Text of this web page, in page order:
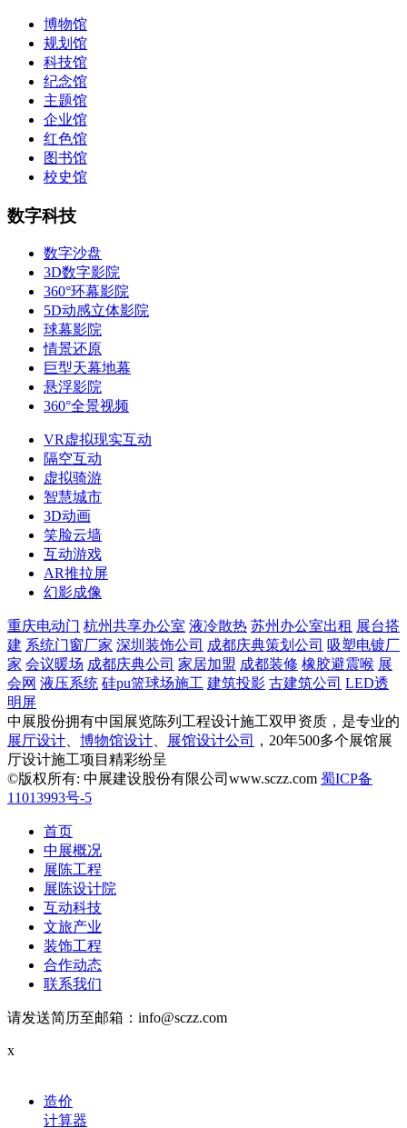
博物馆
规划馆
科技馆
纪念馆
主题馆
企业馆
红色馆
图书馆
校史馆
数字科技
数字沙盘
3D数字影院
360°环幕影院
5D动感立体影院
球幕影院
情景还原
巨型天幕地幕
悬浮影院
360°全景视频
VR虚拟现实互动
隔空互动
虚拟骑游
智慧城市
3D动画
笑脸云墙
互动游戏
AR推拉屏
幻影成像
重庆电动门 杭州共享办公室 液冷散热 苏州办公室出租 展台搭
建 系统门窗厂家 深圳装饰公司 成都庆典策划公司 吸塑电镀厂
家 会议暖场 成都庆典公司 家居加盟 成都装修 橡胶避震喉 展
会网 液压系统 硅pu篮球场施工 建筑投影 古建筑公司 LED透
明屏
中展股份拥有中国展览陈列工程设计施工双甲资质，是专业的
展厅设计
博物馆设计 展馆设计公司
，20年500多个展馆展
厅设计施工项目精彩纷呈
©版权所有: 中展建设股份有限公司www.sczz.com 蜀ICP备
11013993号-5
首页
中展概况
展陈工程
展陈设计院
互动科技
文旅产业
装饰工程
合作动态
联系我们
请发送简历至邮箱：info@sczz.com
x
造价
计算器